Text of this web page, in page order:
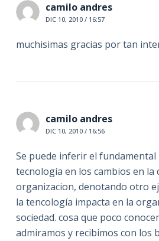
camilo andres
DIC 10, 2010 / 16:57
muchisimas gracias por tan
camilo andres
DIC 10, 2010 / 16:56
Se puede inferir el
tecnología en los cambios en la
organizacion, denotando otro
la tencología impacta en la
sociedad. cosa que poco
admiramos y recibimos con los